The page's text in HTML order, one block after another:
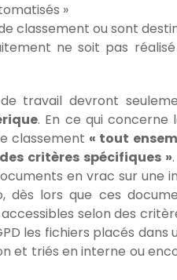
»
classement ou sont
ne soit pas
travail devront
. En ce qui concerne
classement « tout
critères spécifiques »
en vrac sur une
dès lors que ces
selon des
les fichiers placés dans
et triés en interne ou